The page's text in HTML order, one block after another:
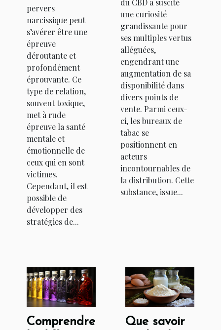
être pour
survivre à
une
relation
avec un
pervers
narcissique
pervers
narcissique peut
s’avérer être une
épreuve
déroutante et
profondément
éprouvante. Ce
type de relation,
souvent toxique,
met à rude
épreuve la santé
mentale et
émotionnelle de
ceux qui en sont
victimes.
Cependant, il est
possible de
développer des
stratégies de...
de tabac
du CBD a suscité
une curiosité
grandissante pour
ses multiples vertus
alléguées,
engendrant une
augmentation de sa
disponibilité dans
divers points de
vente. Parmi ceux-
ci, les bureaux de
tabac se
positionnent en
acteurs
incontournables de
la distribution. Cette
substance, issue...
Comprendre
Que savoir